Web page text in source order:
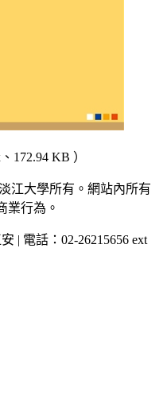
172.94 KB ）
江大學所有。網站內所有
業行為。
| 電話：02-26215656 ext